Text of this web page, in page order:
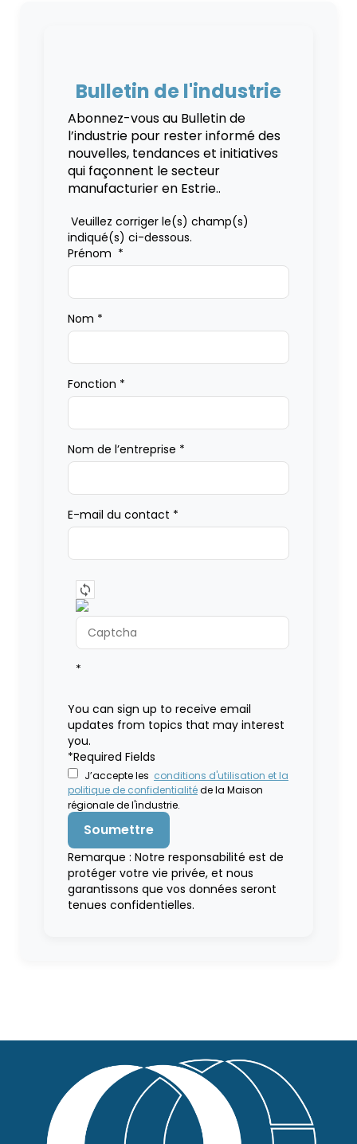
Bulletin de l'industrie
Abonnez-vous au Bulletin de
l’industrie pour rester informé des
nouvelles, tendances et initiatives
qui façonnent le secteur
manufacturier en Estrie..
Veuillez corriger le(s) champ(s)
indiqué(s) ci-dessous.
Prénom *
Nom *
Fonction *
Nom de l’entreprise *
E-mail du contact *
*
You can sign up to receive email
updates from topics that may interest
you.
*Required Fields
J’accepte les conditions d'utilisation et la
politique de confidentialitéde la Maison
régionale de l'industrie.
Remarque : Notre responsabilité est de
protéger votre vie privée, et nous
garantissons que vos données seront
tenues confidentielles.